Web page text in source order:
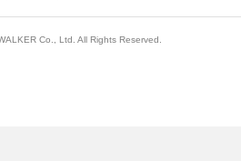
Co., Ltd. All Rights Reserved.